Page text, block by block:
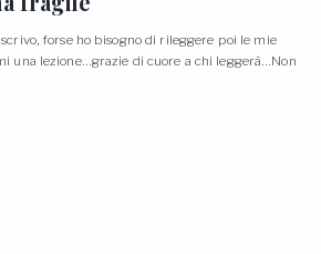
forse ho bisogno di rileggere poi le mie
una lezione…grazie di cuore a chi leggerà…Non